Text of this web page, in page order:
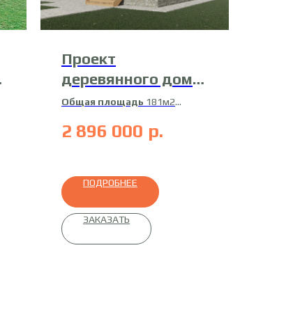
Проект
деревянного дома
21-Д-4
Общая площадь 181м2
Материалпрофилированный
2 896 000 р.
ПОДРОБНЕЕ
ЗАКАЗАТЬ